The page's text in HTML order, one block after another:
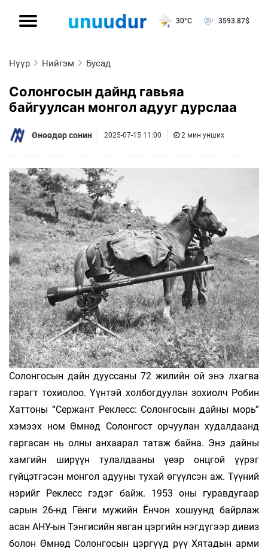
30°C 3593.87$
Нүүр Нийгэм Бусад
Солонгосын дайнд гавьяа
байгуулсан монгол адууг дурслаа
Өнөөдөр сонин 2025-07-15 11:00 2 мин унших
Солонгосын дайн дууссаны 72 жилийн ой энэ лхагва
гарагт тохиолоо. Үүнтэй холбогдуулан зохиолч Робин
Хаттоны “Сержант Реклесс: Солонгосын дайны морь”
хэмээх ном Өмнөд Солонгост орчуулан худалдаанд
гаргасан нь олны анхаарал татаж байна. Энэ дайны
хамгийн ширүүн тулалдааны үеэр онцгой үүрэг
гүйцэтгэсэн монгол адууны тухай өгүүлсэн аж. Түүний
нэрийг Реклесс гэдэг байж. 1953 оны гуравдугаар
сарын 26-нд Гёнги мужийн Ёнчон хошуунд байрлаж
асан АНУ-ын Тэнгисийн явган цэргийн нэгдүгээр дивиз
болон Өмнөд Солонгосын цэргүүд рүү Хятадын арми